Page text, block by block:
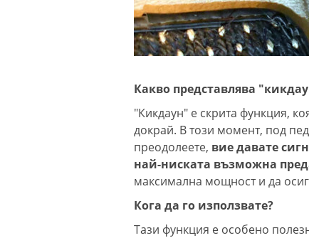
Какво представлява
"Кикдаун" е скрита функция,
докрай. В този момент, под
преодолеете, вие давате
най-ниската възможна
максимална мощност и да
Кога да го използвате?
Тази функция е особено